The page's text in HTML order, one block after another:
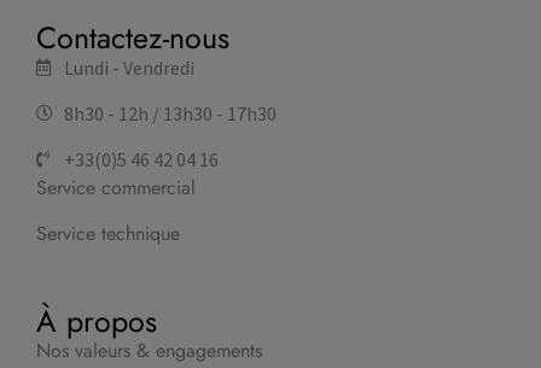
Contactez-nous
Lundi - Vendredi
8h30 - 12h / 13h30 - 17h30
+33(0)5 46 42 04 16
Service commercial
Service technique
À propos
Nos valeurs & engagements